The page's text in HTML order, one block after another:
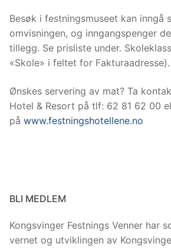
Besøk i festningsmuseet kan inngå
omvisningen, og inngangspenger
tillegg. Se prisliste under.
«Skole» i feltet for Fakturaadresse).
Ønskes servering av mat? Ta
Hotel & Resort på tlf: 62 81 62 00
på www.festningshotellene.no
BLI MEDLEM
Kongsvinger Festnings Venner har
vernet og utviklingen av